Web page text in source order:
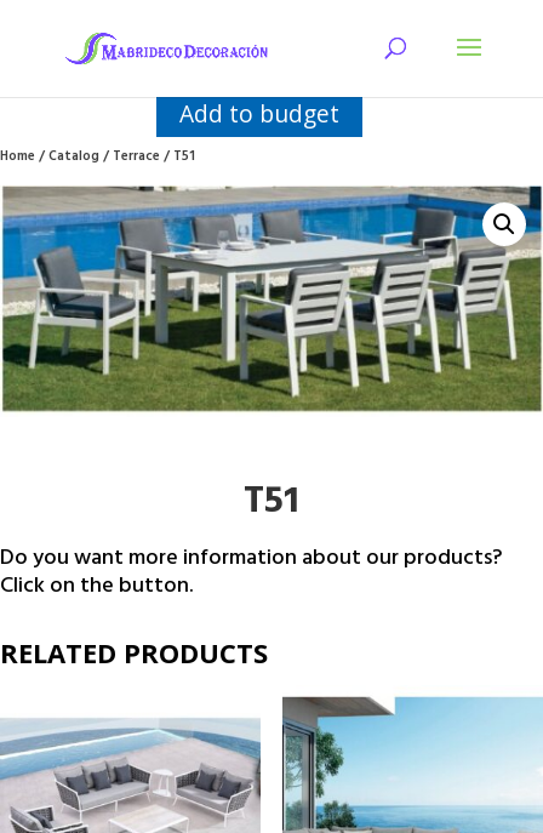
Add to budget
Home/Catalog/Terrace/ T51
T51
Do you want more information about our products?
Click on the button.
RELATED PRODUCTS